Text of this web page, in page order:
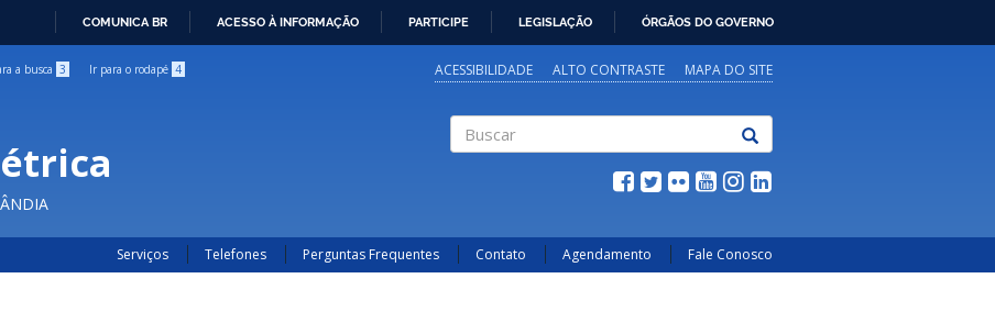
COMUNICA BR ACESSO À INFORMAÇÃO PARTICIPE LEGISLAÇÃO ÓRGÃOS DO GOVERNO
a busca 3 Ir para o rodapé 4 ACESSIBILIDADE ALTO CONTRASTE MAPA DO SITE
Serviços Telefones Perguntas Frequentes Contato Agendamento Fale Conosco